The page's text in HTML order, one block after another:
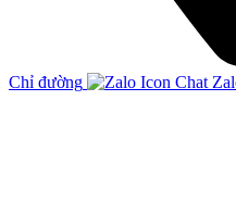
Chỉ đường Chat